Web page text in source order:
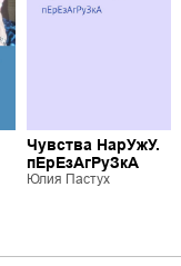
Чувства НарУжУ.
пЕрЕзАгРуЗкА
Юлия Пастух